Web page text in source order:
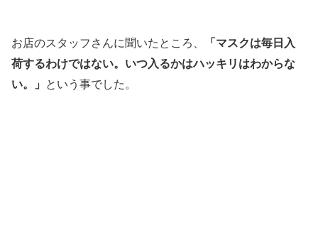
お店のスタッフさんに聞いたところ、
「マスクは毎日入
荷するわけではない。いつ入るかはハッキリはわからな
い。」 という事でした。